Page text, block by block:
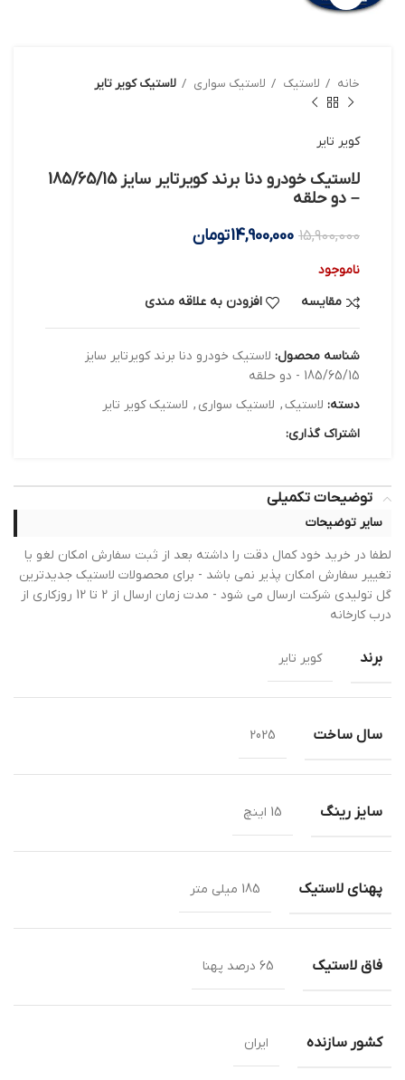
خانه لاستیک لاستیک سواری لاستیک کویر تایر
کویر تایر
لاستیک خودرو دنا برند کویرتایر سایز 185/65/15
– دو حلقه
15,900,000
14,900,000تومان
ناموجود
مقایسه
افزودن به علاقه مندی
شناسه محصول: لاستیک خودرو دنا برند کویرتایر سایز
185/65/15 - دو حلقه
دسته: لاستیک, لاستیک سواری , لاستیک کویر تایر
اشتراک گذاری:
توضیحات تکمیلی
سایر توضیحات
لطفا در خرید خود کمال دقت را داشته بعد از ثبت سفارش امکان لغو یا
تغییر سفارش امکان پذیر نمی باشد - برای محصولات لاستیک جدیدترین
گل تولیدی شرکت ارسال می شود - مدت زمان ارسال از 2 تا 12 روزکاری از
درب کارخانه
برند کویر تایر
سال ساخت 2025
سایز رینگ 15 اینچ
پهنای لاستیک 185 میلی متر
فاق لاستیک 65 درصد پهنا
کشور سازنده ایران